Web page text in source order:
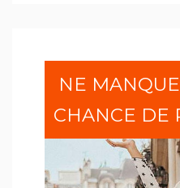
NE
CHANCE DE